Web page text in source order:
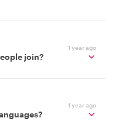
1 year ago
join?
1 year ago